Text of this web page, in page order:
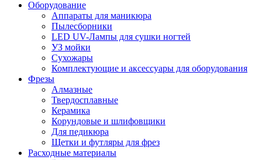
Оборудование
Аппараты для маникюра
Пылесборники
LED UV-Лампы для сушки ногтей
УЗ мойки
Сухожары
Комплектующие и аксессуары для оборудования
Фрезы
Алмазные
Твердосплавные
Керамика
Корундовые и шлифовщики
Для педикюра
Щетки и футляры для фрез
Расходные материалы